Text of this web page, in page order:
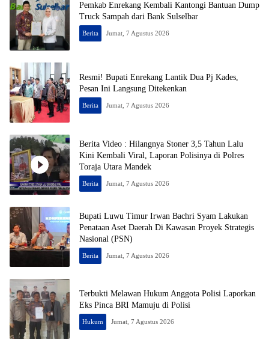
Pemkab Enrekang Kembali Kantongi Bantuan Dump
Truck Sampah dari Bank Sulselbar
Berita Jumat, 7 Agustus 2026
Resmi! Bupati Enrekang Lantik Dua Pj Kades,
Pesan Ini Langsung Ditekenkan
Berita Jumat, 7 Agustus 2026
Berita Video : Hilangnya Stoner 3,5 Tahun Lalu
Kini Kembali Viral, Laporan Polisinya di Polres
Toraja Utara Mandek
Berita Jumat, 7 Agustus 2026
Bupati Luwu Timur Irwan Bachri Syam Lakukan
Penataan Aset Daerah Di Kawasan Proyek Strategis
Nasional (PSN)
Berita Jumat, 7 Agustus 2026
Terbukti Melawan Hukum Anggota Polisi Laporkan
Eks Pinca BRI Mamuju di Polisi
Hukum Jumat, 7 Agustus 2026